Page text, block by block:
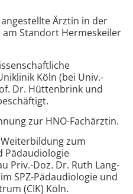
Ärztin in der
am Standort Hermeskeiler
Köln (bei Univ.-
Dr. Hüttenbrink und
zur HNO-Fachärztin.
zum
Pädaudiologie
Priv.-Doz. Dr. Ruth Lang-
SPZ-Pädaudiologie und
(CIK) Köln.